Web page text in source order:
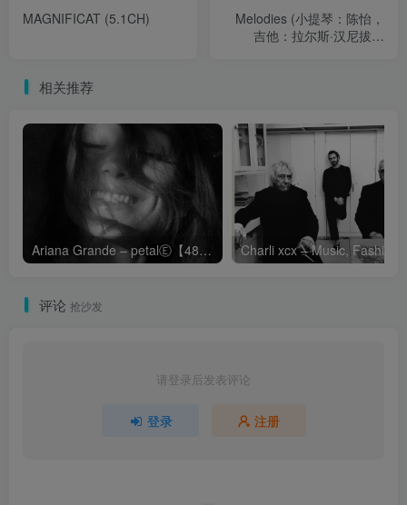
MAGNIFICAT (5.1CH)
Melodies (小提琴：陈怡，
吉他：拉尔斯·汉尼拔）
相关推荐
Ariana Grande – petalⒺ【48kHz／24bit】英国区
评论 抢沙发
请登录后发表评论
登录 注册